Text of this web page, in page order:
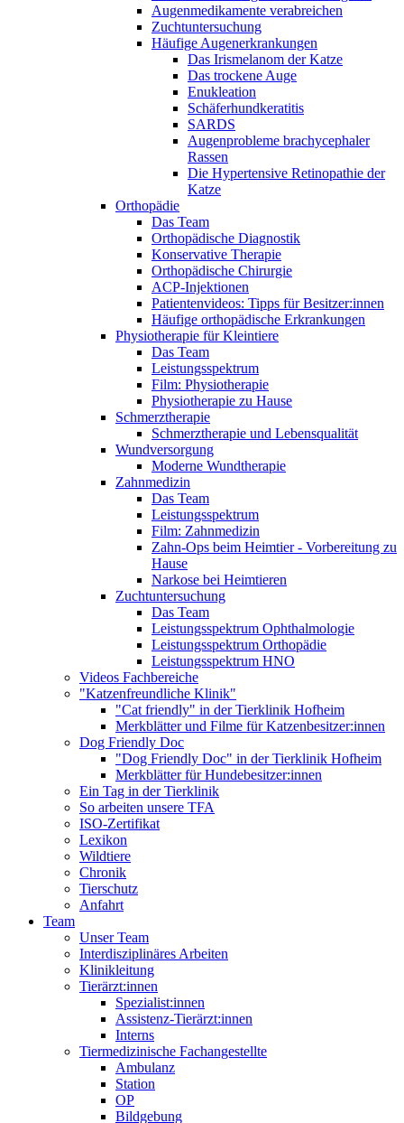
Augenmedikamente verabreichen
Zuchtuntersuchung
Häufige Augenerkrankungen
Das Irismelanom der Katze
Das trockene Auge
Enukleation
Schäferhundkeratitis
SARDS
Augenprobleme brachycephaler
Rassen
Die Hypertensive Retinopathie der
Katze
Orthopädie
Das Team
Orthopädische Diagnostik
Konservative Therapie
Orthopädische Chirurgie
ACP-Injektionen
Patientenvideos: Tipps für Besitzer:innen
Häufige orthopädische Erkrankungen
Physiotherapie für Kleintiere
Das Team
Leistungsspektrum
Film: Physiotherapie
Physiotherapie zu Hause
Schmerztherapie
Schmerztherapie und Lebensqualität
Wundversorgung
Moderne Wundtherapie
Zahnmedizin
Das Team
Leistungsspektrum
Film: Zahnmedizin
Zahn-Ops beim Heimtier - Vorbereitung zu
Hause
Narkose bei Heimtieren
Zuchtuntersuchung
Das Team
Leistungsspektrum Ophthalmologie
Leistungsspektrum Orthopädie
Leistungsspektrum HNO
Videos Fachbereiche
"Katzenfreundliche Klinik"
"Cat friendly" in der Tierklinik Hofheim
Merkblätter und Filme für Katzenbesitzer:innen
Dog Friendly Doc
"Dog Friendly Doc" in der Tierklinik Hofheim
Merkblätter für Hundebesitzer:innen
Ein Tag in der Tierklinik
So arbeiten unsere TFA
ISO-Zertifikat
Lexikon
Wildtiere
Chronik
Tierschutz
Anfahrt
Team
Unser Team
Interdisziplinäres Arbeiten
Klinikleitung
Tierärzt:innen
Spezialist:innen
Assistenz-Tierärzt:innen
Interns
Tiermedizinische Fachangestellte
Ambulanz
Station
OP
Bildgebung